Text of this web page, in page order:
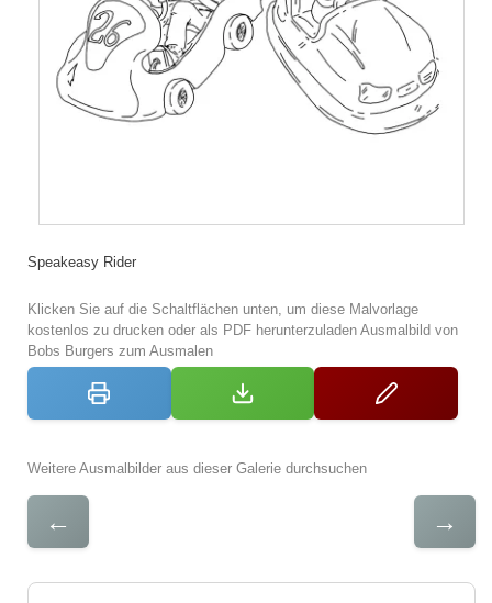
Speakeasy Rider
Klicken Sie auf die Schaltflächen unten, um diese Malvorlage
kostenlos zu drucken oder als PDF herunterzuladen Ausmalbild von
Bobs Burgers zum Ausmalen
Weitere Ausmalbilder aus dieser Galerie durchsuchen
← →